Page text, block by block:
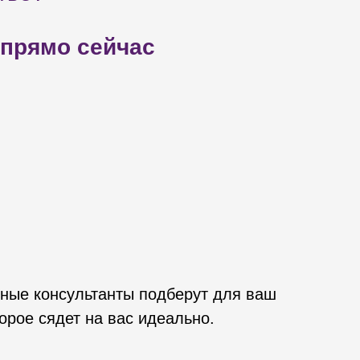
сейчас
консультанты подберут для ваш
сядет на вас идеально.